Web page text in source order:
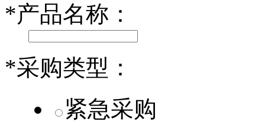
小米SU7核心零部件配套供应商一览
第二代 AION V核心零部件配套供应商一览
*产品名称：
*采购类型：
紧急采购